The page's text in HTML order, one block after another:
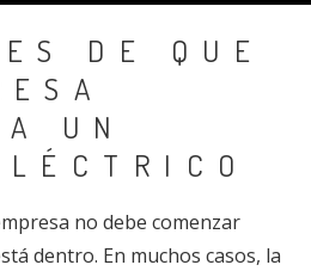
DE QUE
UN
no debe comenzar
dentro. En muchos casos, la